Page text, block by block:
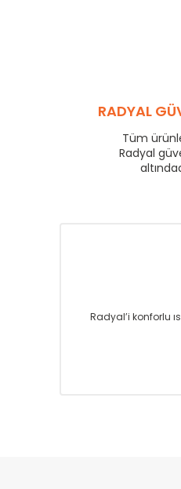
RADYAL
Tüm
Radyal
Radyal’i konforlu
Klasik